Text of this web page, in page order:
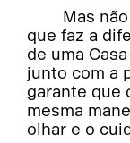
Mas
que faz a
de uma
junto com a
garante que
mesma
olhar e o